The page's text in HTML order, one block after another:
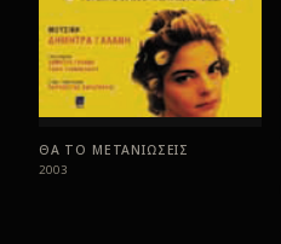
ΘΑ ΤΟ ΜΕΤΑΝΙΩΣΕΙΣ
2003